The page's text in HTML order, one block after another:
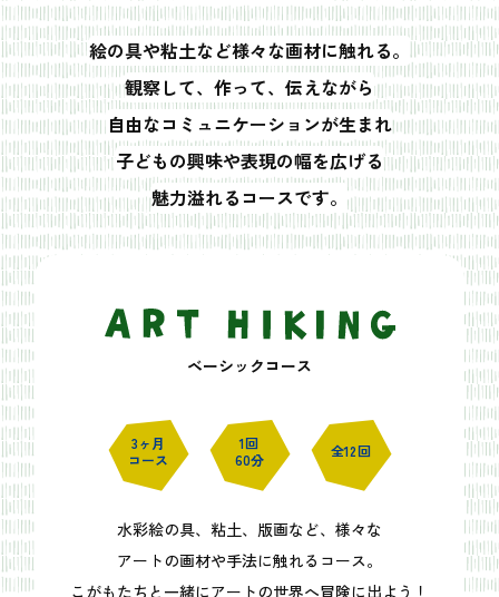
絵の具や粘土など様々な画材に触れる。
観察して、作って、伝えながら
自由なコミュニケーションが生まれ
子どもの興味や表現の幅を広げる
魅力溢れるコースです。
ベーシックコース
3ヶ月
コース
1回
60分
全12回
水彩絵の具、粘土、版画など、様々な
アートの画材や手法に触れるコース。
こがもたちと一緒にアートの世界へ冒険に出よう！